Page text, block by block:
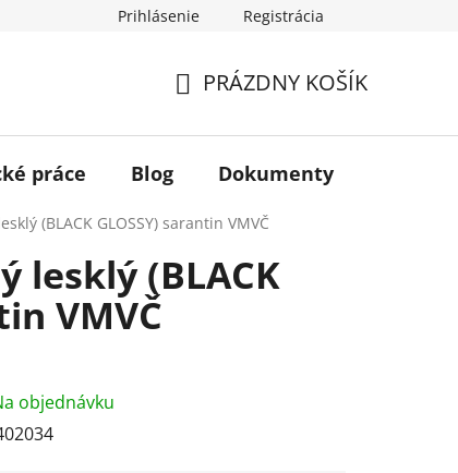
Prihlásenie Registrácia
KOŠÍK
PRÁZDNY KOŠÍK
práce Blog Dokumenty
(BLACK GLOSSY) sarantin VMVČ
lesklý (BLACK
VMVČ
objednávku